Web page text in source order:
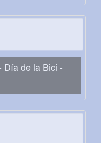
Día de la Bici -